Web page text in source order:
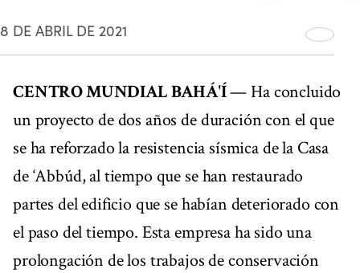
8 DE ABRIL DE 2021
CENTRO MUNDIAL BAHÁ'Í— Ha concluido
un proyecto de dos años de duración con el que
se ha reforzado la resistencia sísmica de la Casa
de ‘Abbúd, al tiempo que se han restaurado
partes del edificio que se habían deteriorado con
el paso del tiempo. Esta empresa ha sido una
prolongación de los trabajos de conservación